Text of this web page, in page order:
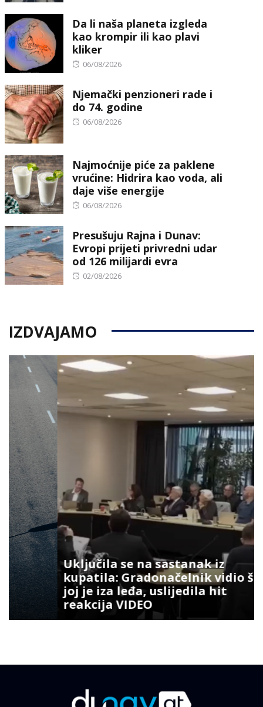
Da li naša planeta izgleda
kao krompir ili kao plavi
kliker
Posted
06/08/2026
Njemački penzioneri rade i
do 74. godine
Posted
06/08/2026
Najmoćnije piće za paklene
vrućine: Hidrira kao voda, ali
daje više energije
Posted
06/08/2026
Presušuju Rajna i Dunav:
Evropi prijeti privredni udar
od 126 milijardi evra
Posted
02/08/2026
IZDVAJAMO
Uključila se na sastanak iz
kupatila: Gradonačelnik vidio šta
joj je iza leđa, uslijedila hit
reakcija VIDEO